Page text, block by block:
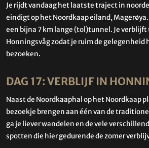
Je rijdt vandaag het laatste traject in
eindigt op het Noordkaap eiland,
een bijna 7 km lange (tol)tunnel. Je
Honningsvåg zodat je ruim de gelegenheid
bezoeken.
DAG 17: VERBLIJF IN
Naast de Noordkaaphal op het Noordkaap
bezoekje brengen aan één van de
ga je liever wandelen en de vele
spotten die hier gedurende de zomer